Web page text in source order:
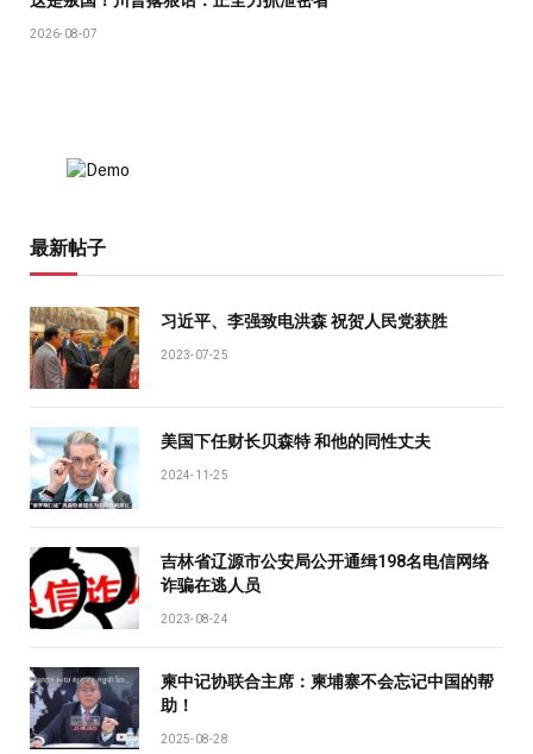
2026-08-07
最新帖子
习近平、李强致电洪森 祝贺人民党获胜
2023-07-25
美国下任财长贝森特 和他的同性丈夫
2024-11-25
吉林省辽源市公安局公开通缉198名电信网络
诈骗在逃人员
2023-08-24
柬中记协联合主席：柬埔寨不会忘记中国的帮
助！
2025-08-28